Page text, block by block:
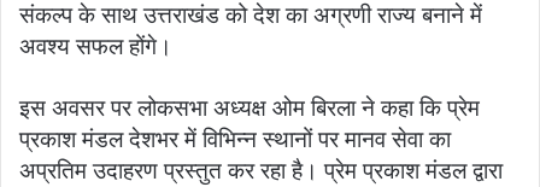
संकल्प के साथ उत्तराखंड को देश का अग्रणी राज्य बनाने में
अवश्य सफल होंगे।
इस अवसर पर लोकसभा अध्यक्ष ओम बिरला ने कहा कि प्रेम
प्रकाश मंडल देशभर में विभिन्न स्थानों पर मानव सेवा का
अप्रतिम उदाहरण प्रस्तुत कर रहा है। प्रेम प्रकाश मंडल द्वारा